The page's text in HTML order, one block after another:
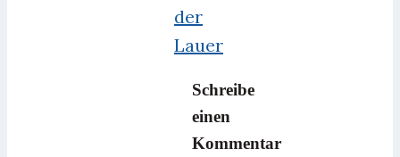
der
Lauer
Schreibe
einen
Kommentar